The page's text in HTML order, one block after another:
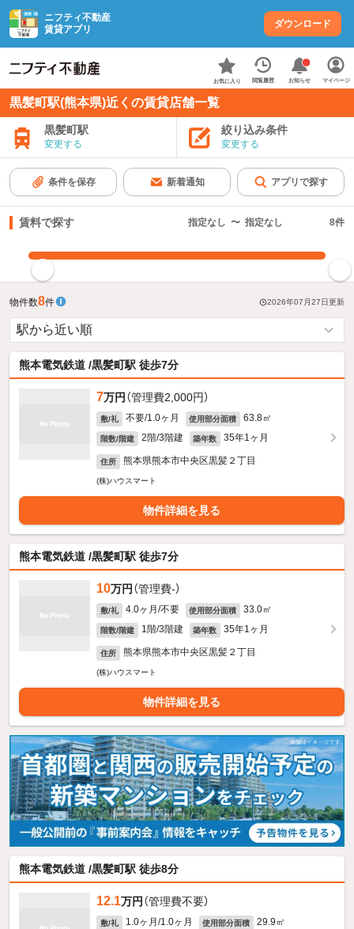
ニフティ不動産
賃貸アプリ
ダウンロード
お気に入り 閲覧履歴 お知らせ マイページ
黒髪町駅(熊本県)近くの賃貸店舗一覧
黒髪町駅
変更する
絞り込み条件
変更する
条件を保存 新着通知 アプリで探す
賃料で探す 指定なし 〜 指定なし 8件
物件数8件 2026年07月27日更新
熊本電気鉄道 /黒髪町駅 徒歩7分
7万円 （管理費2,000円）
敷/礼 不要/1.0ヶ月 使用部分面積 63.8㎡
階数/階建 2階/3階建 築年数 35年1ヶ月
住所 熊本県熊本市中央区黒髪２丁目
(株)ハウスマート
物件詳細を見る
熊本電気鉄道 /黒髪町駅 徒歩7分
10万円 （管理費-）
敷/礼 4.0ヶ月/不要 使用部分面積 33.0㎡
階数/階建 1階/3階建 築年数 35年1ヶ月
住所 熊本県熊本市中央区黒髪２丁目
(株)ハウスマート
物件詳細を見る
熊本電気鉄道 /黒髪町駅 徒歩8分
12.1万円 （管理費不要）
敷/礼 1.0ヶ月/1.0ヶ月 使用部分面積 29.9㎡